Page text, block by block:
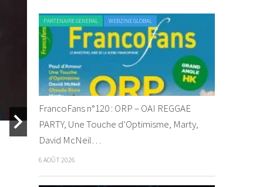
Ghost au
By Vyuuse
PARTENAIRE GENERAL WEBZINE GLOBAL
FrancoFans n°120 : ORP – OAI REGGAE
PARTY, Une Touche d’Optimisme, Marty,
David McNeil…
6 AOÛT 2026